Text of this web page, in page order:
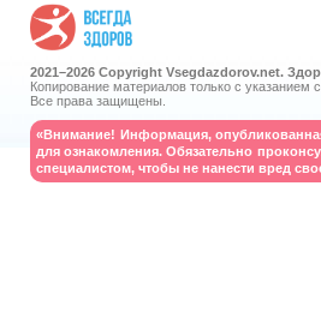
2021–2026 Copyright Vsegdazdorov.net.
Копирование материалов только с указанием
Все права защищены.
«Внимание! Информация,
для ознакомления. Обязательно
специалистом, чтобы не нанести вред